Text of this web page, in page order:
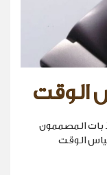
الوقت
بات المصممون
الوقت